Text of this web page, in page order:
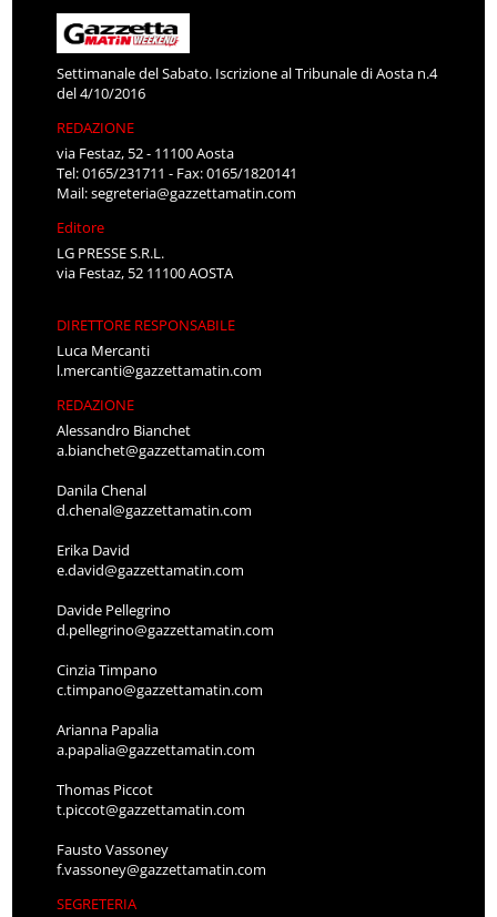
Settimanale del Sabato. Iscrizione al Tribunale di Aosta n.4
del 4/10/2016
REDAZIONE
via Festaz, 52 - 11100 Aosta
Tel: 0165/231711 - Fax: 0165/1820141
Mail:segreteria@gazzettamatin.com
Editore
LG PRESSE S.R.L.
via Festaz, 52 11100 AOSTA
DIRETTORE RESPONSABILE
Luca Mercanti
l.mercanti@gazzettamatin.com
REDAZIONE
Alessandro Bianchet
a.bianchet@gazzettamatin.com
Danila Chenal
d.chenal@gazzettamatin.com
Erika David
e.david@gazzettamatin.com
Davide Pellegrino
d.pellegrino@gazzettamatin.com
Cinzia Timpano
c.timpano@gazzettamatin.com
Arianna Papalia
a.papalia@gazzettamatin.com
Thomas Piccot
t.piccot@gazzettamatin.com
Fausto Vassoney
f.vassoney@gazzettamatin.com
SEGRETERIA